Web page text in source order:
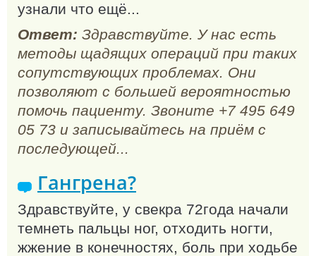
узнали что ещё...
Ответ: Здравствуйте. У нас есть
методы щадящих операций при таких
сопутствующих проблемах. Они
позволяют с большей вероятностью
помочь пациенту. Звоните +7 495 649
05 73 и записывайтесь на приём с
последующей...
Гангрена?
Здравствуйте, у свекра 72года начали
темнеть пальцы ног, отходить ногти,
жжение в конечностях, боль при ходьбе